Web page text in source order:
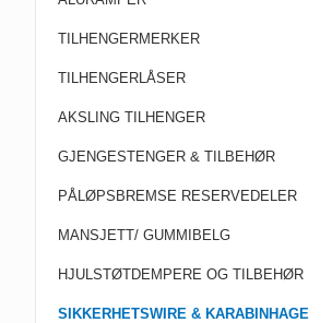
TILHENGERMERKER
TILHENGERLÅSER
AKSLING TILHENGER
GJENGESTENGER & TILBEHØR
PÅLØPSBREMSE RESERVEDELER
MANSJETT/ GUMMIBELG
HJULSTØTDEMPERE OG TILBEHØR
SIKKERHETSWIRE & KARABINHAGE